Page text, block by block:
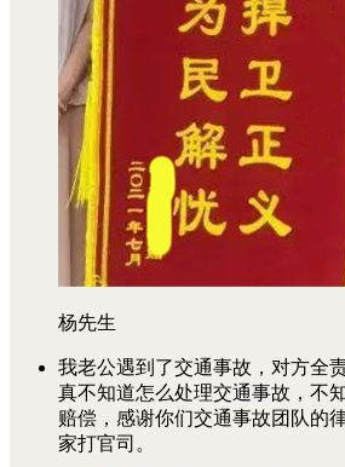
杨先生
我老公遇到了交通事故，对方全
真不知道怎么处理交通事故，不
赔偿，感谢你们交通事故团队的
家打官司。